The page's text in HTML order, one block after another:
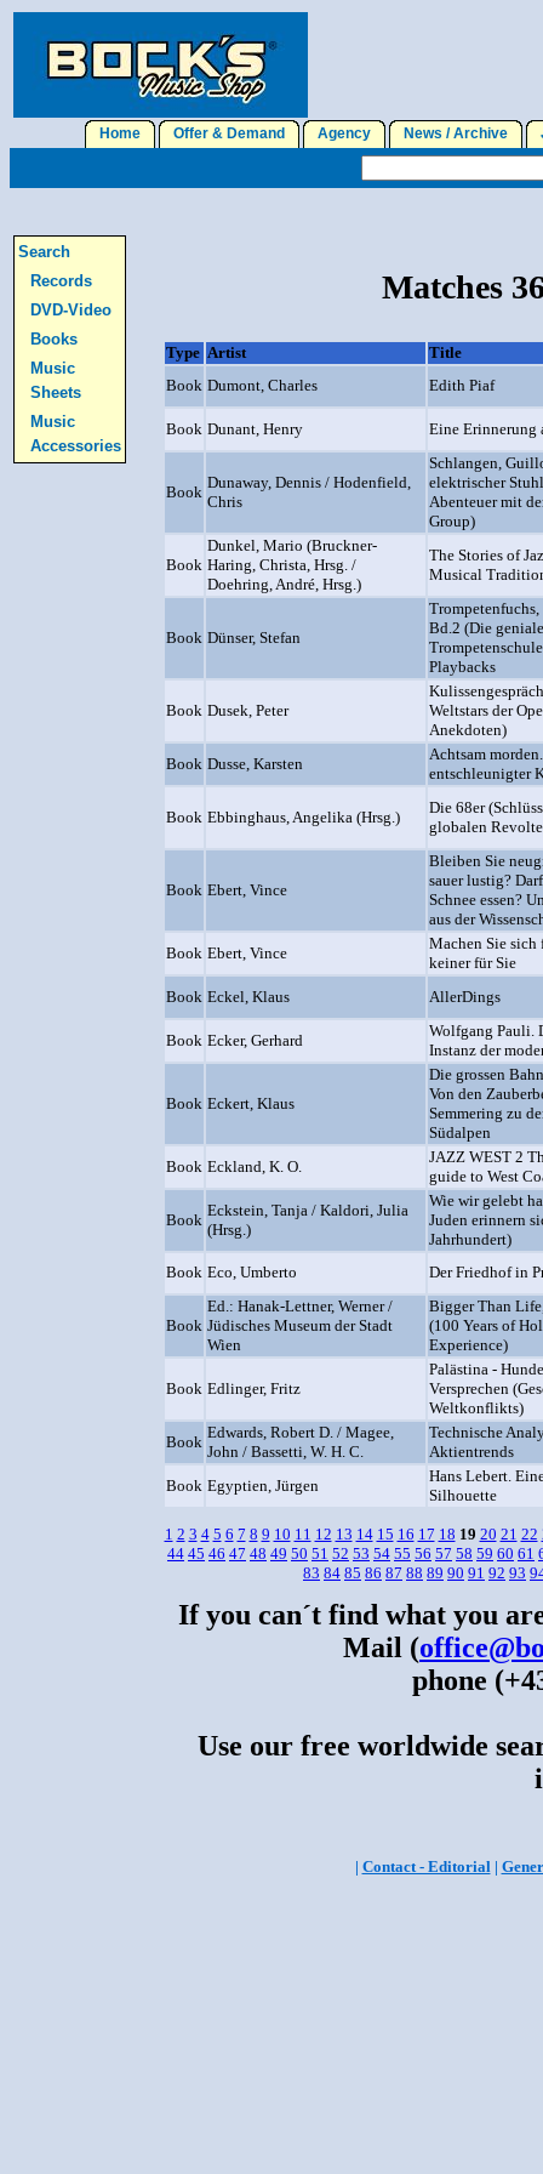
Home Offer & Demand Agency News / Archive
Search
Records
DVD-Video
Books
Music
Sheets
Music
Accessories
Matches
Type Artist
Title
Book Dumont, Charles Edith Piaf
Book Dunant, Henry Eine Erinnerung
Book
Dunaway, Dennis / Hodenfield,
Chris
Schlangen,
elektrischer
Abenteuer mit
Group)
Book
Dunkel, Mario (Bruckner-
Haring, Christa, Hrsg. /
Doehring, André, Hrsg.)
The Stories of
Musical
Book Dünser, Stefan
Bd.2 (Die
Playbacks
Book Dusek, Peter
Weltstars der
Anekdoten)
Book Dusse, Karsten
Achtsam
entschleunigter
Book Ebbinghaus, Angelika (Hrsg.)
Die 68er
globalen
Book Ebert, Vince
Bleiben Sie
sauer lustig?
Schnee essen?
aus der
Book Ebert, Vince
Machen Sie sich
keiner für Sie
Book Eckel, Klaus AllerDings
Book Ecker, Gerhard
Wolfgang Pauli.
Instanz der
Book Eckert, Klaus
Die grossen
Von den
Semmering zu
Südalpen
Book Eckland, K. O.
JAZZ WEST 2
guide to West
Book
Eckstein, Tanja / Kaldori, Julia
(Hrsg.)
Wie wir gelebt
Juden erinnern
Jahrhundert)
Book Eco, Umberto Der Friedhof in
Book
Ed.: Hanak-Lettner, Werner /
Jüdisches Museum der Stadt
Wien
Bigger Than
(100 Years of
Experience)
Book Edlinger, Fritz
Palästina -
Versprechen
Weltkonflikts)
Book
Edwards, Robert D. / Magee,
John / Bassetti, W. H. C.
Technische
Aktientrends
Book Egyptien, Jürgen
Hans Lebert.
Silhouette
1 2 3 4 5 6 7 8 9 10 11 12 13 14 15 16 17 18 19 20 21 22
44 45 46 47 48 49 50 51 52 53 54 55 56 57 58 59 60 61
83 84 85 86 87 88 89 90 91 92 93
If you can´t find what you
Mail (
phone
Use our free worldwide
| Contact - Editorial|